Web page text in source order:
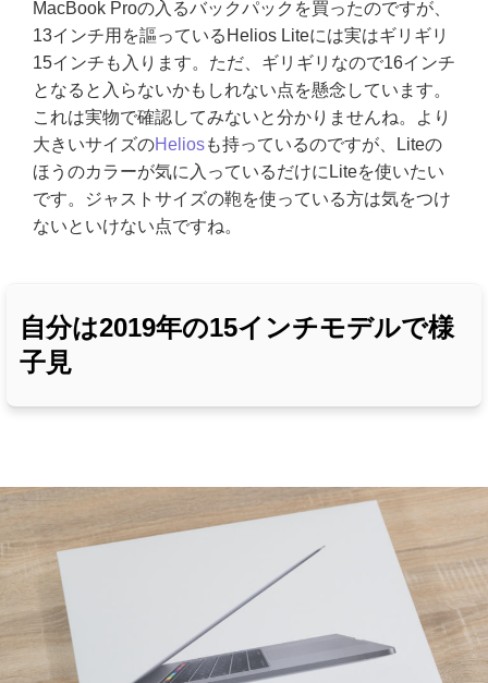
MacBook Proの入るバックパックを買ったのですが、
13インチ用を謳っているHelios Liteには実はギリギリ
15インチも入ります。ただ、ギリギリなので16インチ
となると入らないかもしれない点を懸念しています。
これは実物で確認してみないと分かりませんね。より
大きいサイズのHeliosも持っているのですが、Liteの
ほうのカラーが気に入っているだけにLiteを使いたい
です。ジャストサイズの鞄を使っている方は気をつけ
ないといけない点ですね。
自分は2019年の15インチモデルで様
子見